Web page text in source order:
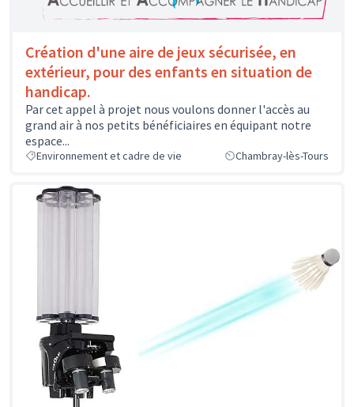
Création d'une aire de jeux sécurisée, en
extérieur, pour des enfants en situation de
handicap.
Par cet appel à projet nous voulons donner l'accès au
grand air à nos petits bénéficiaires en équipant notre
espace...
Environnement et cadre de vie Chambray-lès-Tours